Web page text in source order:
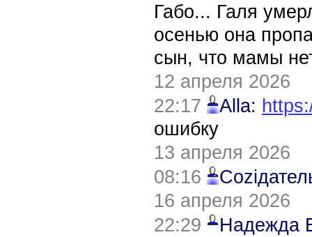
Габо... Галя
осенью она
сын, что мамы
12 апреля 2026
22:17
Alla:
ошибку
13 апреля 2026
08:16
16 апреля 2026
22:29
Надежда